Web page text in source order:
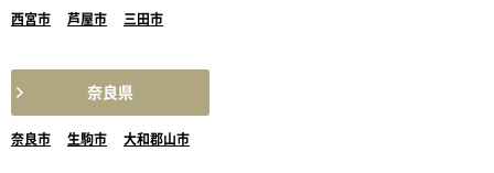
西宮市 芦屋市 三田市
奈良県
奈良市 生駒市 大和郡山市